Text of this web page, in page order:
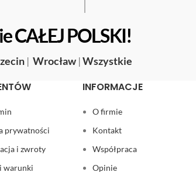
CAŁEJ POLSKI!
| Wrocław |Wszystkie
prywatności
i zwroty
warunki
INFORMACJE
O firmie
Kontakt
Współpraca
Opinie